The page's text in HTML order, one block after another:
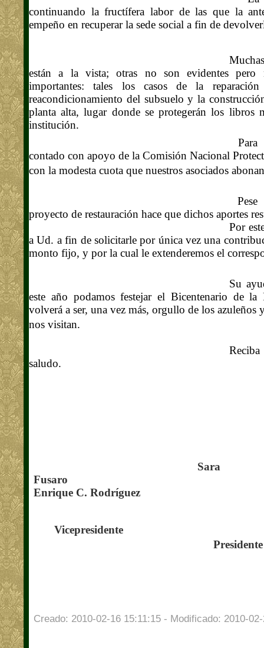
continuando la fructífera labor de las que la
empeño en recuperar la sede social a fin de
están a la vista; otras no son evidentes pero
importantes: tales los casos de la
reacondicionamiento del subsuelo y la
planta alta, lugar donde se protegerán los libros
institución.
Para
contado con apoyo de la Comisión Nacional
con la modesta cuota que nuestros asociados
proyecto de restauración hace que dichos aportes
Por
a Ud. a fin de solicitarle por única vez una
monto fijo, y por la cual le extenderemos el
Su
este año podamos festejar el Bicentenario de
volverá a ser, una vez más, orgullo de los azuleños
nos visitan.
saludo.
Enrique C. Rodríguez
Presidente
Creado: 2010-02-16 15:11:15 - Modificado: 2010-